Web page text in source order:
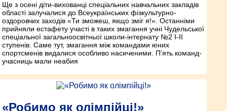
Ще з осені діти-вихованці спеціальних навчальних закладів
області залучалися до Всеукраїнських фізкультурно-
оздоровчих заходів «Ти зможеш, якщо зміг я!». Останніми
прийняли естафету участі в таких змагання учні Чудельської
спеціальної загальноосвітньої школи-інтернату №2 І-ІІ
ступенів. Саме тут, змагання між командами юних
спортсменів видалися особливо насиченими. П’ять команд-
учасниць мали неабия
«Робимо як олімпійці!»